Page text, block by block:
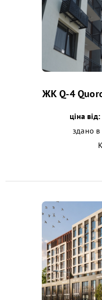
ЖК Q-4
ціна від:
здано в